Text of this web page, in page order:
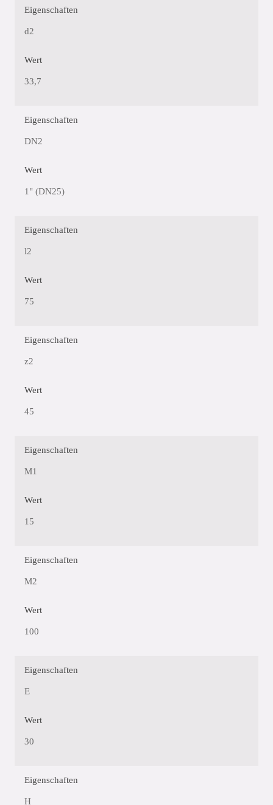
Eigenschaften
d2
Wert
33,7
Eigenschaften
DN2
Wert
1" (DN25)
Eigenschaften
l2
Wert
75
Eigenschaften
z2
Wert
45
Eigenschaften
M1
Wert
15
Eigenschaften
M2
Wert
100
Eigenschaften
E
Wert
30
Eigenschaften
H